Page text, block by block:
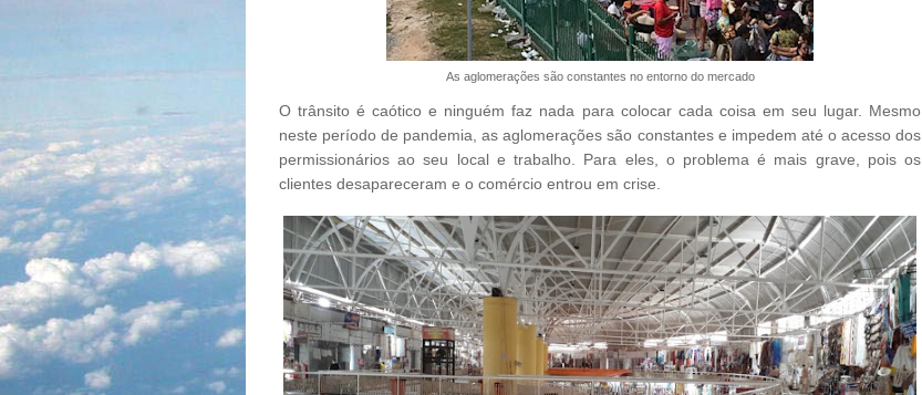
As aglomerações são constantes no entorno do mercado
O trânsito é caótico e ninguém faz nada para colocar cada coisa em seu lugar. Mesmo
neste período de pandemia, as aglomerações são constantes e impedem até o acesso dos
permissionários ao seu local e trabalho. Para eles, o problema é mais grave, pois os
clientes desapareceram e o comércio entrou em crise.